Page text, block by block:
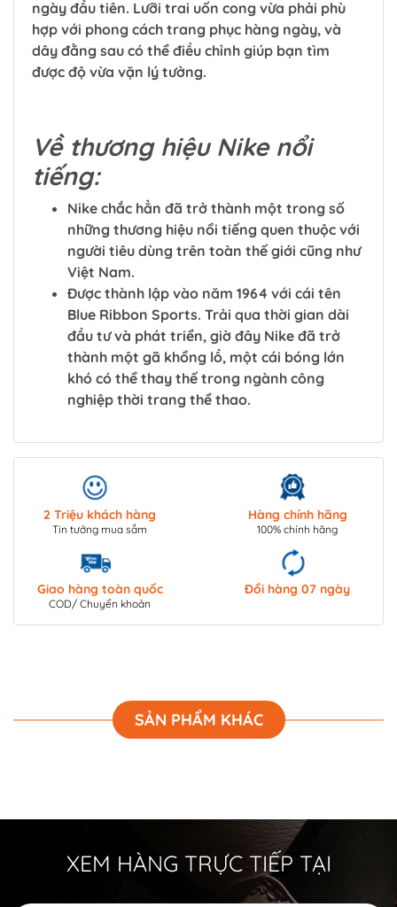
ngày đầu tiên. Lưỡi trai uốn cong vừa phải phù
hợp với phong cách trang phục hàng ngày, và
dây đằng sau có thể điều chỉnh giúp bạn tìm
được độ vừa vặn lý tưởng.
Về thương hiệu Nike nổi
tiếng:
Nike chắc hẳn đã trở thành một trong số
những thương hiệu nổi tiếng quen thuộc với
người tiêu dùng trên toàn thế giới cũng như
Việt Nam.
Được thành lập vào năm 1964 với cái tên
Blue Ribbon Sports. Trải qua thời gian dài
đầu tư và phát triển, giờ đây Nike đã trở
thành một gã khổng lồ, một cái bóng lớn
khó có thể thay thế trong ngành công
nghiệp thời trang thể thao.
2 Triệu khách hàng
Tin tưởng mua sắm
Hàng chính hãng
100% chính hãng
Giao hàng toàn quốc
COD/ Chuyển khoản
Đổi hàng 07 ngày
SẢN PHẨM KHÁC
XEM HÀNG TRỰC TIẾP TẠI